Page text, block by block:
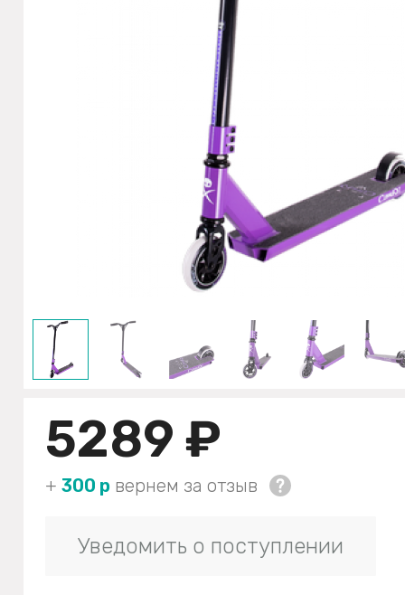
5289 ₽
+ 300 р вернем за отзыв
Уведомить о поступлении